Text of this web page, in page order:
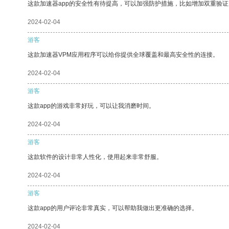
这款加速器app的安全性有待提高，可以加强防护措施，比如增加双重验
2024-02-04
游客
这款加速器VPM应用程序可以给你提供全球覆盖和最高安全性的连接。
2024-02-04
游客
这款app的游戏非常好玩，可以让我消磨时间。
2024-02-04
游客
这款软件的设计非常人性化，使用起来非常舒服。
2024-02-04
游客
这款app的用户评论非常真实，可以帮助我做出更准确的选择。
2024-02-04